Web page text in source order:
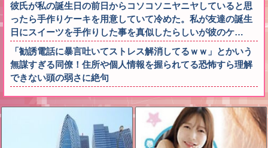
彼氏が私の誕生日の前日からコソコソニヤニヤしていると思
ったら手作りケーキを用意していて冷めた。私が友達の誕生
日にスイーツを手作りした事を真似したらしいが彼のケ…
「勧誘電話に暴言吐いてストレス解消してるｗｗ」とかいう
無謀すぎる同僚！住所や個人情報を握られてる恐怖すら理解
できない頭の弱さに絶句